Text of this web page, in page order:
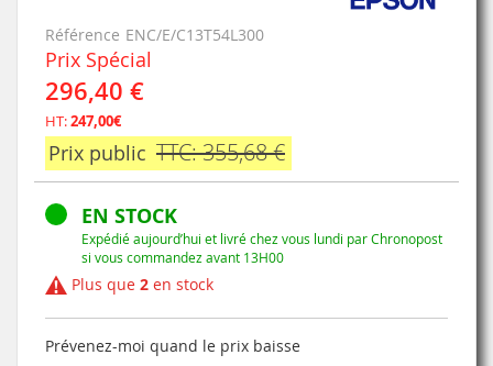
Référence ENC/E/C13T54L300
Prix Spécial
296,40 €
HT:247,00€
Prix public TTC: 355,68 €
EN STOCK
Expédié aujourd’hui et livré chez vous lundi par Chronopost
si vous commandez avant 13H00
Plus que 2 en stock
Prévenez-moi quand le prix baisse
gallery